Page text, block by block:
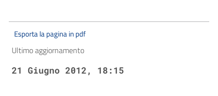
Esporta la pagina in pdf
Ultimo aggiornamento
21 Giugno 2012, 18:15